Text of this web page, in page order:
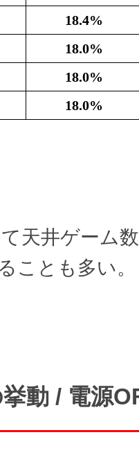
18.4%
18.0%
18.0%
18.0%
天井ゲーム
ことも多い。
動 / 電源